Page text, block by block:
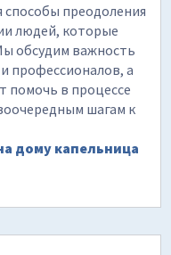
способы преодоления
людей, которые
обсудим важность
профессионалов, а
помочь в процессе
шагам к
дому капельница